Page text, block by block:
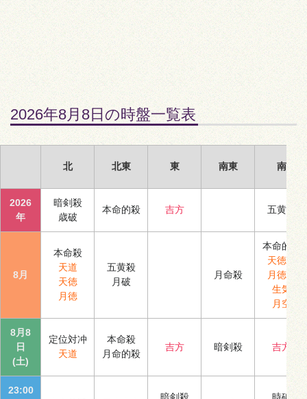
2026年8月8日の時盤一覧表
北 北東 東 南東 南
2026
年
暗剣殺
歳破
本命的殺 吉方 五黄殺
8月
本命殺
天道
天徳
月徳
五黄殺
月破
月命殺
本命的殺
天徳合
月徳合
生気
月空
8月8
日
(土)
定位対冲
天道
本命殺
月命的殺
吉方 暗剣殺 吉方
23:00